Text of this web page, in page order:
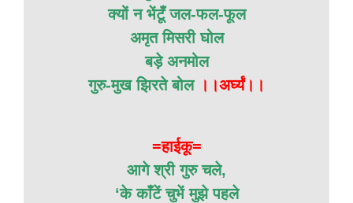
क्यों न भेंटूँ जल-फल-फूल
अमृत मिसरी घोल
बड़े अनमोल
गुरु-मुख झिरते बोल ।।अर्घ्यं।।
=हाईकू=
आगे श्री गुरु चले,
‘के काँटें चुभें मुझे पहले